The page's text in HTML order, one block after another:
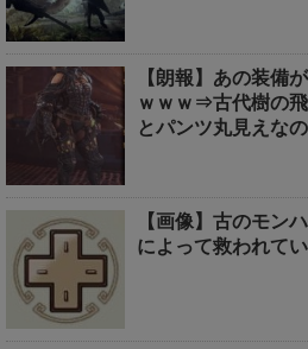
【朗報】あの装備
ｗｗｗ⇒古代樹の
とパンツ丸見えな
【画像】古のモン
によって救われて